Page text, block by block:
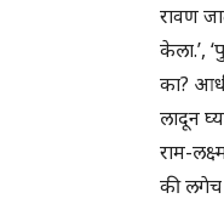
रावण
केला.’,
का?
लादून
राम-
की लगेच